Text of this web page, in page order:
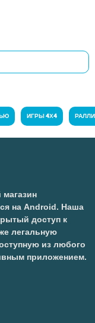
ИГРЫ 4Х4
на Android. Наша
доступ к
легальную
из любого
приложением.